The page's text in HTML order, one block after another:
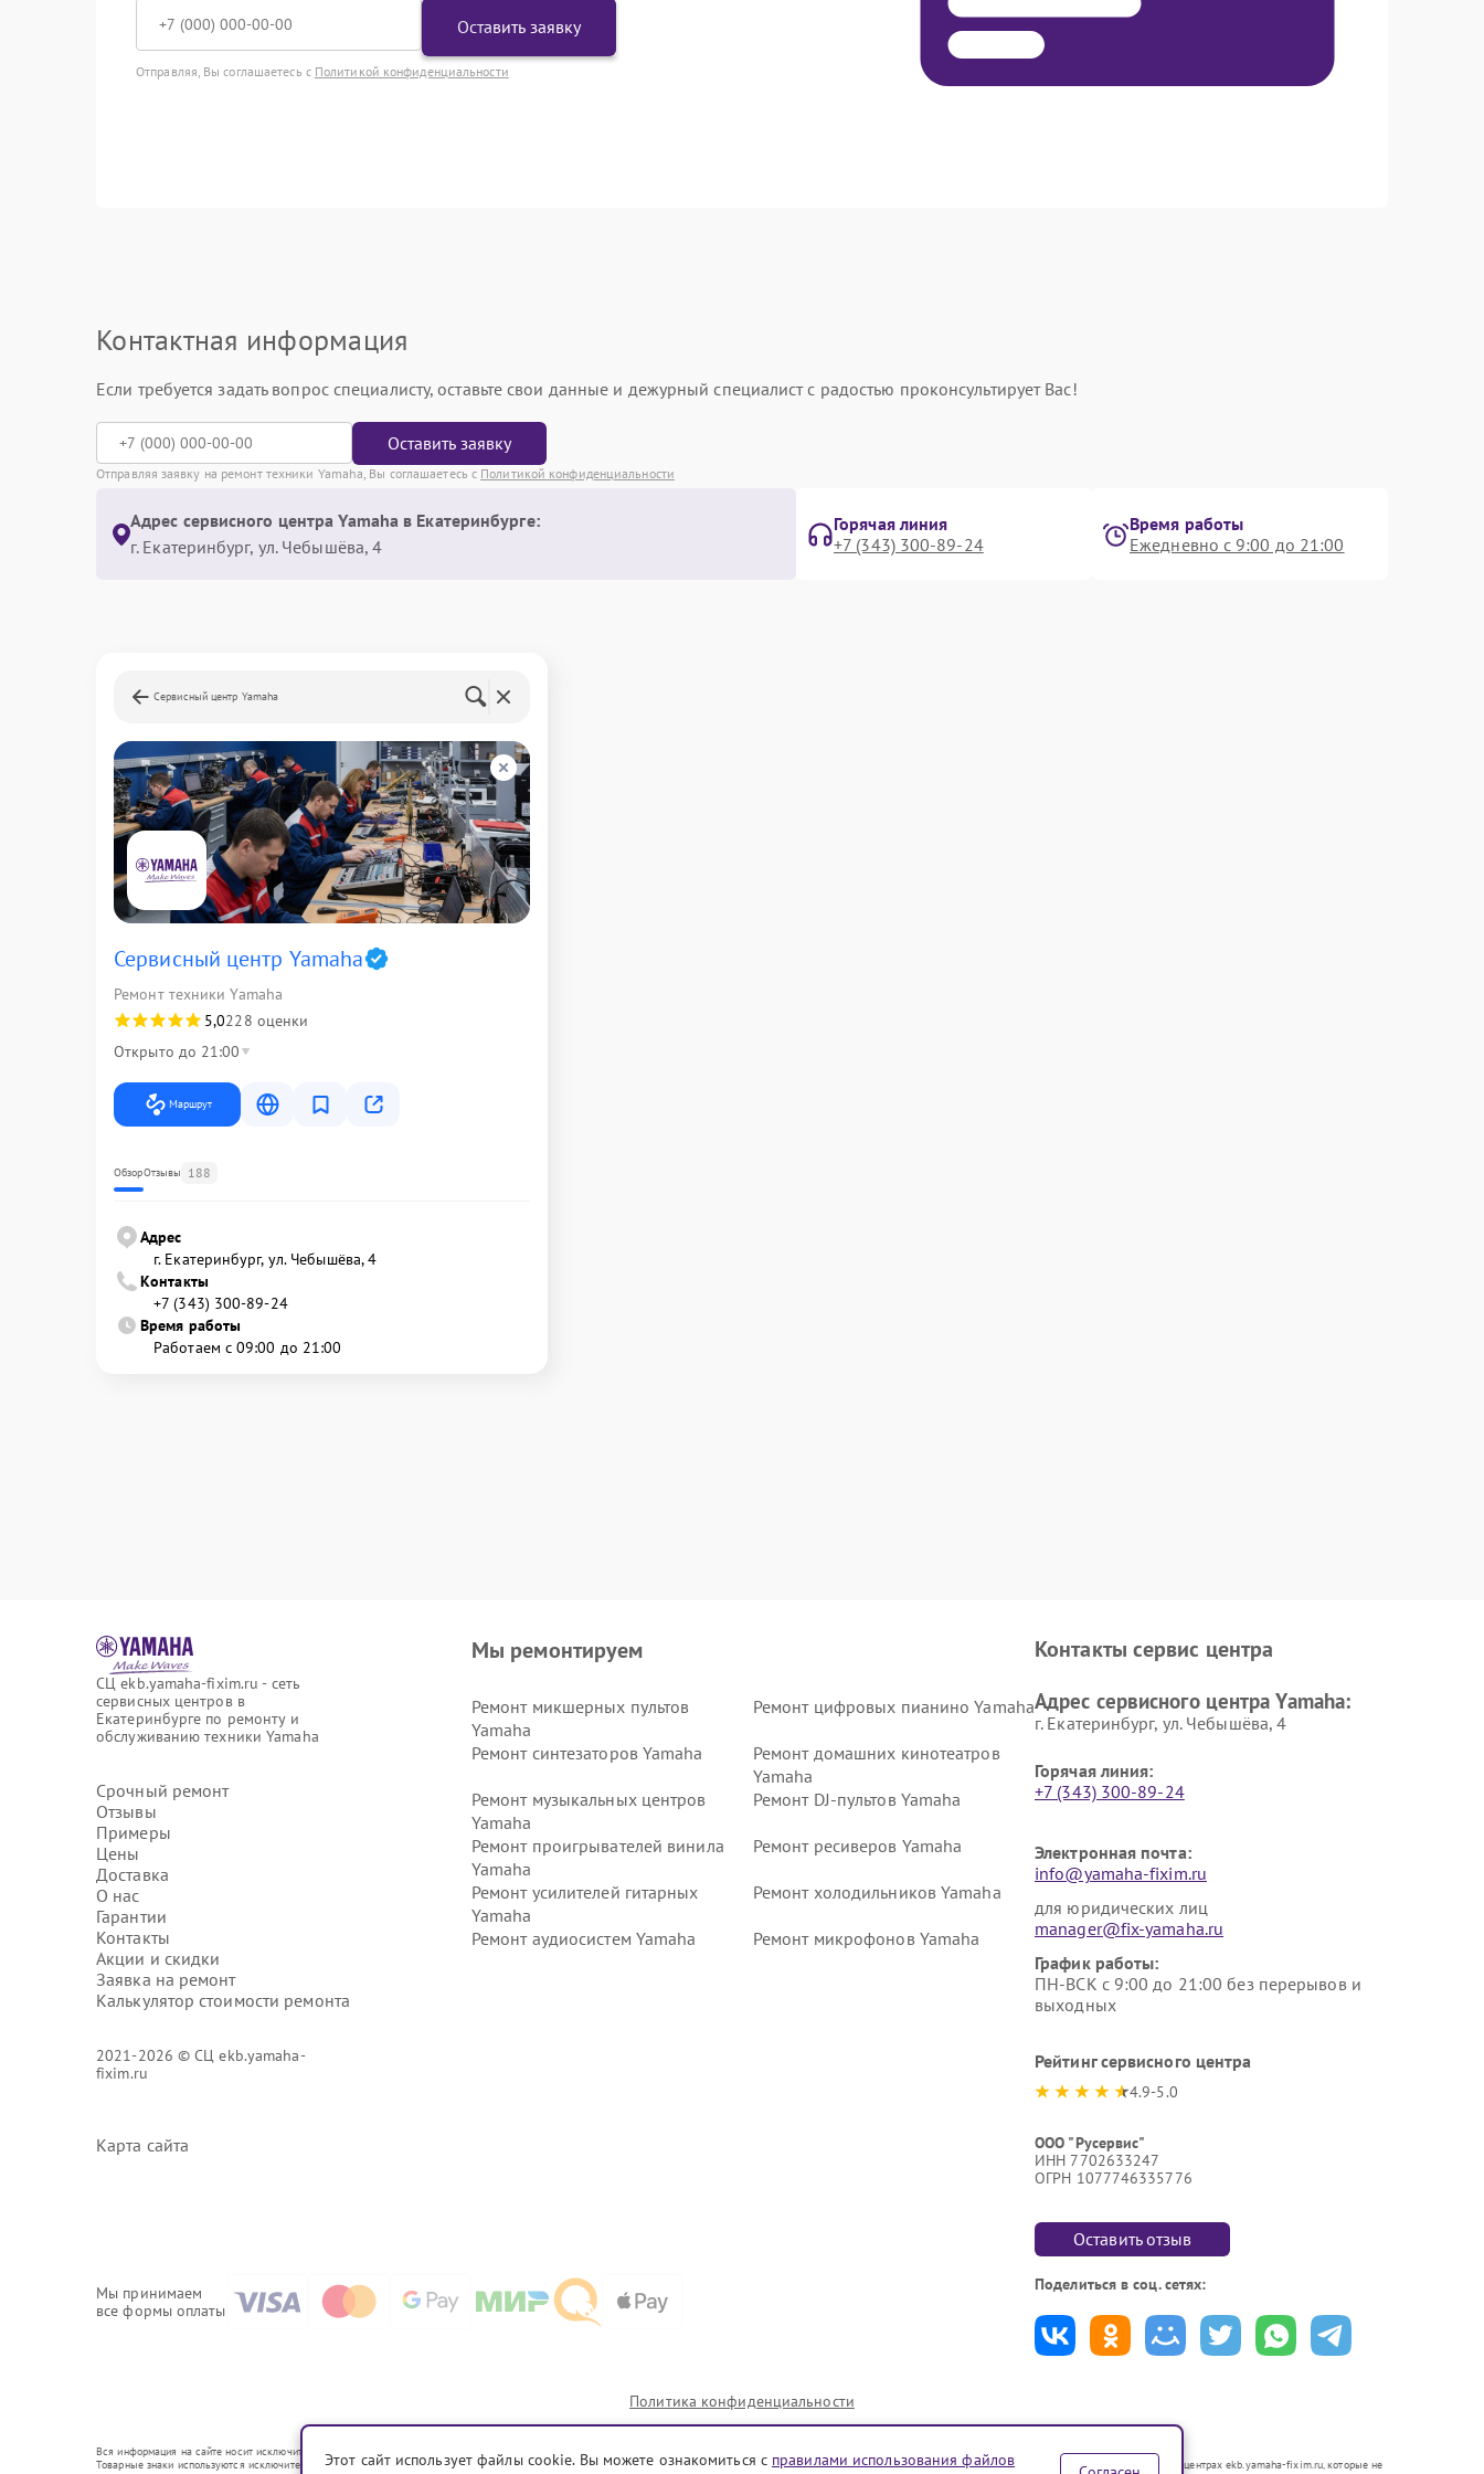
Оставить заявку
Отправляя, Вы соглашаетесь с Политикой конфиденциальности
Контактная информация
Если требуется задать вопрос специалисту, оставьте свои данные и дежурный специалист с радостью проконсультирует Вас!
Оставить заявку
Отправляя заявку на ремонт техники Yamaha, Вы соглашаетесь с Политикой конфиденциальности
Адрес сервисного центра Yamaha в Екатеринбурге:
г. Екатеринбург, ул. Чебышёва, 4
Горячая линия
+7 (343) 300-89-24
Время работы
Ежедневно с 9:00 до 21:00
Сервисный центр Yamaha
Сервисный центр Yamaha
Ремонт техники Yamaha
5,0228 оценки
Открыто до 21:00
Маршрут
ОбзорОтзывы 188
Адрес
г. Екатеринбург, ул. Чебышёва, 4
Контакты
+7 (343) 300-89-24
Время работы
Работаем с 09:00 до 21:00
СЦ ekb.yamaha-fixim.ru - сеть
сервисных центров в
Екатеринбурге по ремонту и
обслуживанию техники Yamaha
Срочный ремонт
Отзывы
Примеры
Цены
Доставка
О нас
Гарантии
Контакты
Акции и скидки
Заявка на ремонт
Калькулятор стоимости ремонта
2021-2026 © СЦ ekb.yamaha-
fixim.ru
Карта сайта
Мы принимаем
все формы оплаты
Мы ремонтируем
Ремонт микшерных пультов
Yamaha
Ремонт цифровых пианино Yamaha
Ремонт синтезаторов Yamaha
Ремонт домашних кинотеатров
Yamaha
Ремонт музыкальных центров
Yamaha
Ремонт DJ-пультов Yamaha
Ремонт проигрывателей винила
Yamaha
Ремонт ресиверов Yamaha
Ремонт усилителей гитарных
Yamaha
Ремонт холодильников Yamaha
Ремонт аудиосистем Yamaha Ремонт микрофонов Yamaha
Контакты сервис центра
Адрес сервисного центра Yamaha:
г. Екатеринбург, ул. Чебышёва, 4
Горячая линия:
+7 (343) 300-89-24
Электронная почта:
info@yamaha-fixim.ru
для юридических лиц
manager@fix-yamaha.ru
График работы:
ПН-ВСК с 9:00 до 21:00 без перерывов и
выходных
Рейтинг сервисного центра
4.9-5.0
ООО "Русервис"
ИНН 7702633247
ОГРН 1077746335776
Оставить отзыв
Поделиться в соц. сетях:
Политика конфиденциальности
Вся информация на сайте носит исключительно справочный характер.
Товарные знаки используются исключительно для описания устройств, в отношении которых сервисные центры ekb.yamaha-fixim.ru предоставляют услуги по ремонту. Услуги оказываются в неавторизованных сервисных центрах ekb.yamaha-fixim.ru, которые не
Этот сайт использует файлы cookie. Вы можете ознакомиться с правилами использования файлов